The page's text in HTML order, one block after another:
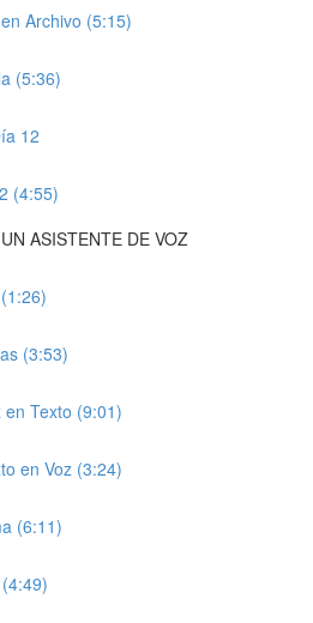
Archivo (5:15)
(5:36)
12
(4:55)
ASISTENTE DE VOZ
(3:53)
Texto (9:01)
en Voz (3:24)
(6:11)